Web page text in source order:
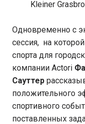
Kleiner
Одновременно с
сессия, на
спорта для
компании Actori
Сауттер
положительного
спортивного
поставленных